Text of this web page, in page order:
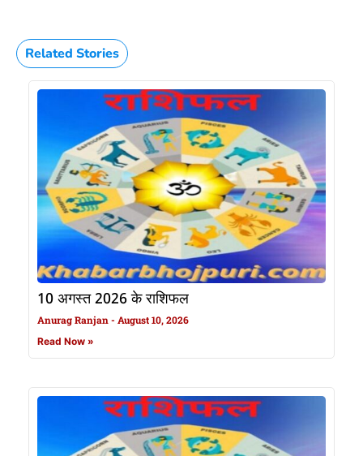
Related Stories
10 अगस्त 2026 के राशिफल
Anurag Ranjan August 10, 2026
Read Now »